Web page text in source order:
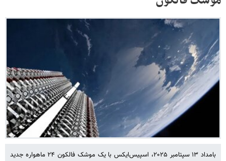
بامداد ۱۳ سپتامبر ۲۰۲۵، اسپیس‌ایکس با یک موشک فالکون ۲۴ ماهواره جدید